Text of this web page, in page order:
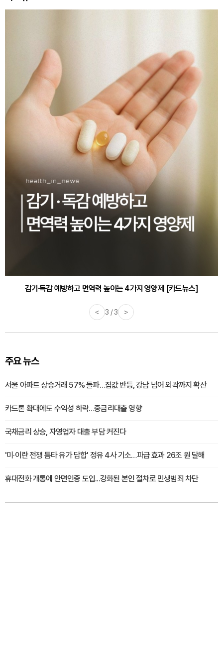
감기·독감 예방하고 면역력 높이는 4가지 영양제 [카드뉴스]
< 3 / 3 >
주요 뉴스
서울 아파트 상승거래 57% 돌파…집값 반등, 강남 넘어 외곽까지 확산
카드론 확대에도 수익성 하락…중금리대출 영향
국채금리 상승, 자영업자 대출 부담 커진다
'미·이란 전쟁 틈타 유가 담합' 정유 4사 기소…파급 효과 26조 원 달해
휴대전화 개통에 안면인증 도입...강화된 본인 절차로 민생범죄 차단